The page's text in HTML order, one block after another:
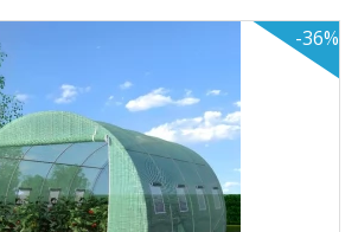
4х2.6х8м (Ш*В*Д)
старым ценам!!!Начальная цена указана за
(1 дверь, 2 форточки). Цены полн..
9288.4 Руб.